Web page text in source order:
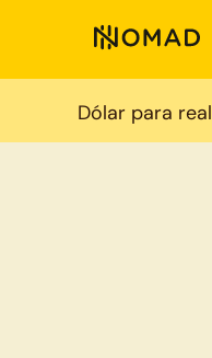
Dólar para real